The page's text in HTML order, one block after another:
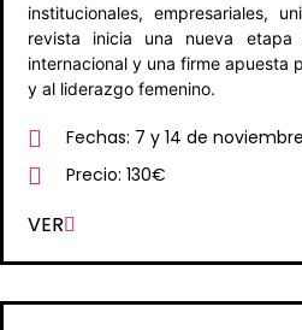
institucionales, empresariales,
revista inicia una nueva etapa
internacional y una firme apuesta
y al liderazgo femenino.
Fechas: 7 y 14 de
Precio: 130€
VER